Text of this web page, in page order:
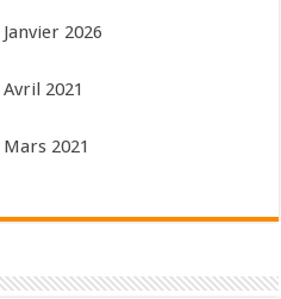
2026
2021
2021